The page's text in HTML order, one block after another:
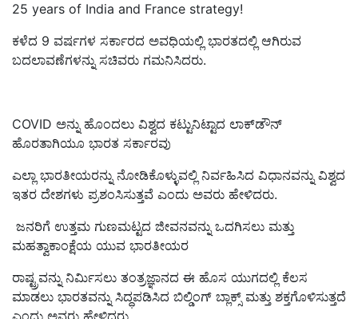
25 years of India and France strategy!
ಕಳೆದ 9 ವರ್ಷಗಳ ಸರ್ಕಾರದ ಅವಧಿಯಲ್ಲಿ ಭಾರತದಲ್ಲಿ ಆಗಿರುವ
ಬದಲಾವಣೆಗಳನ್ನು ಸಚಿವರು ಗಮನಿಸಿದರು.
COVID ಅನ್ನು ಹೊಂದಲು ವಿಶ್ವದ ಕಟ್ಟುನಿಟ್ಟಾದ ಲಾಕ್‌ಡೌನ್
ಹೊರತಾಗಿಯೂ ಭಾರತ ಸರ್ಕಾರವು
ಎಲ್ಲಾ ಭಾರತೀಯರನ್ನು ನೋಡಿಕೊಳ್ಳುವಲ್ಲಿ ನಿರ್ವಹಿಸಿದ ವಿಧಾನವನ್ನು ವಿಶ್ವದ
ಇತರ ದೇಶಗಳು ಪ್ರಶಂಸಿಸುತ್ತವೆ ಎಂದು ಅವರು ಹೇಳಿದರು.
ಜನರಿಗೆ ಉತ್ತಮ ಗುಣಮಟ್ಟದ ಜೀವನವನ್ನು ಒದಗಿಸಲು ಮತ್ತು
ಮಹತ್ವಾಕಾಂಕ್ಷೆಯ ಯುವ ಭಾರತೀಯರ
ರಾಷ್ಟ್ರವನ್ನು ನಿರ್ಮಿಸಲು ತಂತ್ರಜ್ಞಾನದ ಈ ಹೊಸ ಯುಗದಲ್ಲಿ ಕೆಲಸ
ಮಾಡಲು ಭಾರತವನ್ನು ಸಿದ್ಧಪಡಿಸಿದ ಬಿಲ್ಡಿಂಗ್ ಬ್ಲಾಕ್ಸ್ ಮತ್ತು ಶಕ್ತಗೊಳಿಸುತ್ತದೆ